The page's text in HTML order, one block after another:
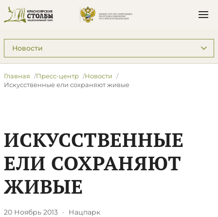
Подразделы: Пресс-центр
Главная Пресс-центр
Новости
Искусственные ели сохраняют живые
ИСКУССТВЕННЫЕ
ЕЛИ СОХРАНЯЮТ
ЖИВЫЕ
20 Ноябрь 2013 · Нацпарк